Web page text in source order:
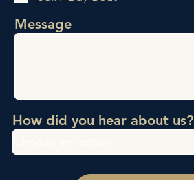
Message
How did you hear about us?